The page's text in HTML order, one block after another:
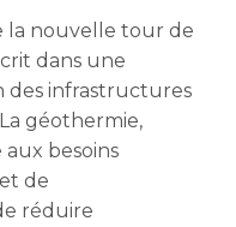
la nouvelle tour de
dans une
des infrastructures
géothermie,
besoins
de
réduire